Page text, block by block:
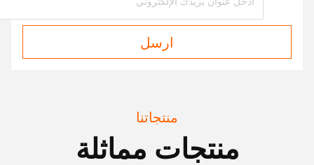
ارسل
منتجاتنا
منتجات مماثلة